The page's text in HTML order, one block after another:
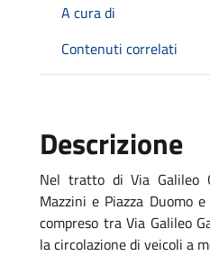
A cura di
Contenuti correlati
Descrizione
Nel tratto di Via Galileo
Mazzini e Piazza Duomo
compreso tra Via Galileo
la circolazione di veicoli a